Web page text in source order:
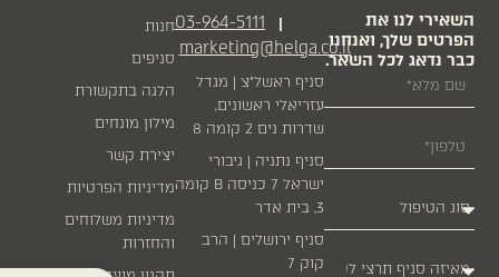
03-964-5111 |
marketing@helga.co.il
סניף ראשל״צ | מגדל
עזריאלי ראשונים,
שדרות נים 2 קומה 8
סניף נתניה | גיבורי
ישראל 7 כניסה B קומה
3, בית אדר
סניף ירושלים | הרב
קוק 7
חנות
סניפים
הלגה בתקשורת
מילון מונחים
יצירת קשר
מדיניות הפרטיות
מדיניות משלוחים
והחזרות
השאירי לנו את
הפרטים שלך, ואנחנו
כבר נדאג לכל השאר.